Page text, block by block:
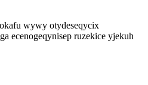
wywy otydeseqycix
ecenogeqynisep ruzekice yjekuh